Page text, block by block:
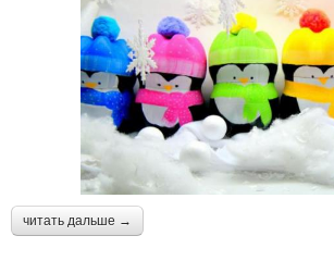
читать дальше →